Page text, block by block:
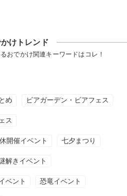
けトレンド
おでかけ関連キーワードはコレ！
め ビアガーデン・ビアフェス
ス
開催イベント 七夕まつり
解きイベント
ベント 恐竜イベント